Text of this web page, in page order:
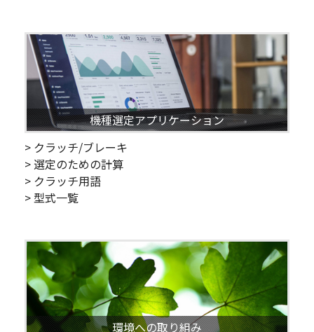
機種選定アプリケーション
> クラッチ/ブレーキ
> 選定のための計算
> クラッチ用語
> 型式一覧
環境への取り組み